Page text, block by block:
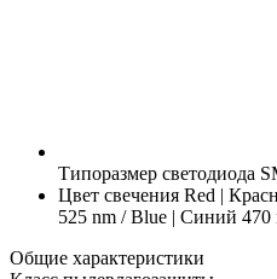
Типоразмер светодиода
Цвет свечения Red |
525 nm / Blue | Синий 470
Общие характеристики